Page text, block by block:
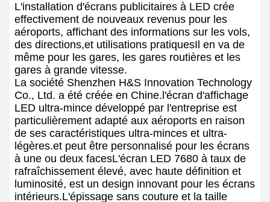
L'installation d'écrans publicitaires à LED crée
effectivement de nouveaux revenus pour les
aéroports, affichant des informations sur les vols,
des directions,et utilisations pratiquesIl en va de
même pour les gares, les gares routières et les
gares à grande vitesse.
La société Shenzhen H&S Innovation Technology
Co., Ltd. a été créée en Chine. l'écran d'affichage
LED ultra-mince développé par l'entreprise est
particulièrement adapté aux aéroports en raison
de ses caractéristiques ultra-minces et ultra-
légères.et peut être personnalisé pour les écrans
à une ou deux facesL'écran LED 7680 à taux de
rafraîchissement élevé, avec haute définition et
luminosité, est un design innovant pour les écrans
intérieurs.L'épissage sans couture et la taille